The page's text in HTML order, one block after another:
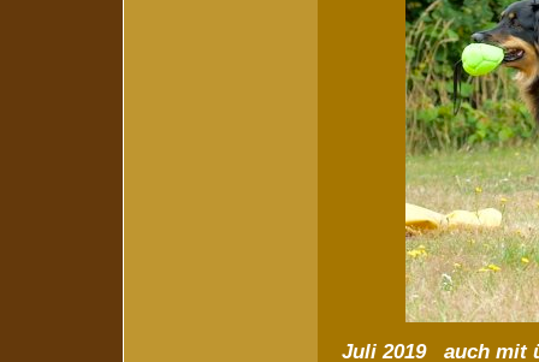
Juli 2019 auch mit